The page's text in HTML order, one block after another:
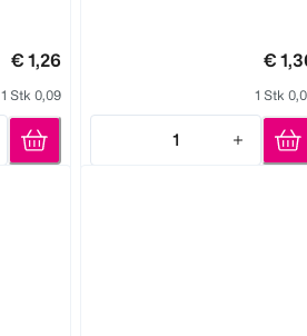
€ 1,26
1 Stk 0,09
€
1 Stk
1
Quantity: 1